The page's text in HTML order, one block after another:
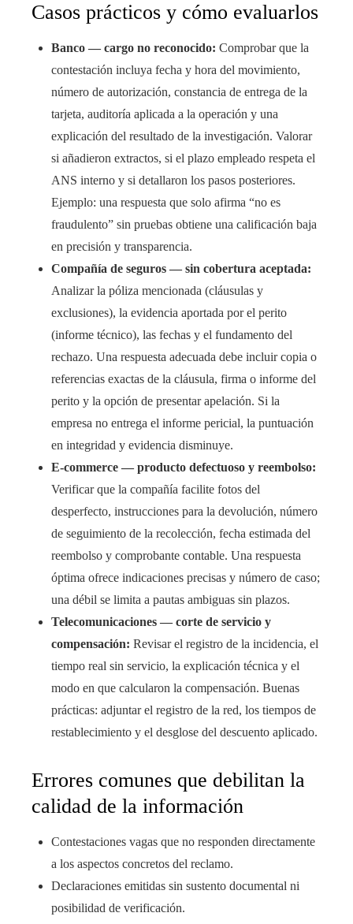
Casos prácticos y cómo evaluarlos
Banco — cargo no reconocido: Comprobar que la
contestación incluya fecha y hora del movimiento,
número de autorización, constancia de entrega de la
tarjeta, auditoría aplicada a la operación y una
explicación del resultado de la investigación. Valorar
si añadieron extractos, si el plazo empleado respeta el
ANS interno y si detallaron los pasos posteriores.
Ejemplo: una respuesta que solo afirma “no es
fraudulento” sin pruebas obtiene una calificación baja
en precisión y transparencia.
Compañía de seguros — sin cobertura aceptada:
Analizar la póliza mencionada (cláusulas y
exclusiones), la evidencia aportada por el perito
(informe técnico), las fechas y el fundamento del
rechazo. Una respuesta adecuada debe incluir copia o
referencias exactas de la cláusula, firma o informe del
perito y la opción de presentar apelación. Si la
empresa no entrega el informe pericial, la puntuación
en integridad y evidencia disminuye.
E-commerce — producto defectuoso y reembolso:
Verificar que la compañía facilite fotos del
desperfecto, instrucciones para la devolución, número
de seguimiento de la recolección, fecha estimada del
reembolso y comprobante contable. Una respuesta
óptima ofrece indicaciones precisas y número de caso;
una débil se limita a pautas ambiguas sin plazos.
Telecomunicaciones — corte de servicio y
compensación: Revisar el registro de la incidencia, el
tiempo real sin servicio, la explicación técnica y el
modo en que calcularon la compensación. Buenas
prácticas: adjuntar el registro de la red, los tiempos de
restablecimiento y el desglose del descuento aplicado.
Errores comunes que debilitan la
calidad de la información
Contestaciones vagas que no responden directamente
a los aspectos concretos del reclamo.
Declaraciones emitidas sin sustento documental ni
posibilidad de verificación.